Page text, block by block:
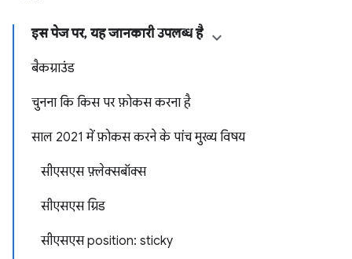
इस पेज पर, यह जानकारी उपलब्ध है
बैकग्राउंड
चुनना कि किस पर फ़ोकस करना है
साल 2021 में फ़ोकस करने के पांच मुख्य विषय
सीएसएस फ़्लेक्सबॉक्स
सीएसएस ग्रिड
सीएसएस position: sticky